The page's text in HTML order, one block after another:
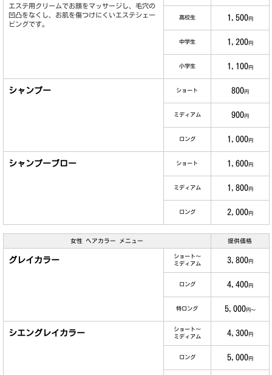
エステ用クリームでお顔をマッサージし、毛穴の
凹凸をなくし、お肌を傷つけにくいエステシェー
ビングです。
高校生 1,500円
中学生 1,200円
小学生 1,100円
シャンプー ショート 800円
ミディアム 900円
ロング 1,000円
シャンプーブロー ショート 1,600円
ミディアム 1,800円
ロング 2,000円
女性 ヘアカラー メニュー 提供価格
グレイカラー
ショート～
ミディアム
3,800円
ロング 4,400円
特ロング 5,000円～
シエングレイカラー
ショート～
ミディアム
4,300円
ロング 5,000円